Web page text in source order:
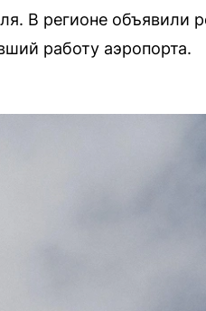
В регионе объявили
работу аэропорта.